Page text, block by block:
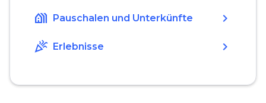
holiday_village Pauschalen und Unterkünfte chevron_right
celebration Erlebnisse chevron_right